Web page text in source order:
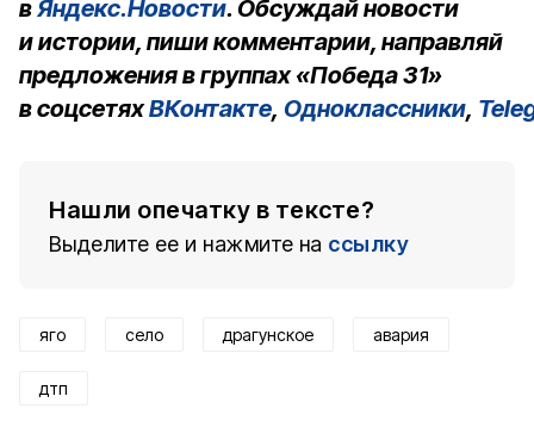
вЯндекс.Новости. Обсуждай новости
и истории, пиши комментарии, направляй
предложения в группах «Победа 31»
в соцсетяхВКонтакте, Одноклассники,
Нашли опечатку в тексте?
Выделите ее и нажмите на ссылку
яго село драгунское авария
дтп